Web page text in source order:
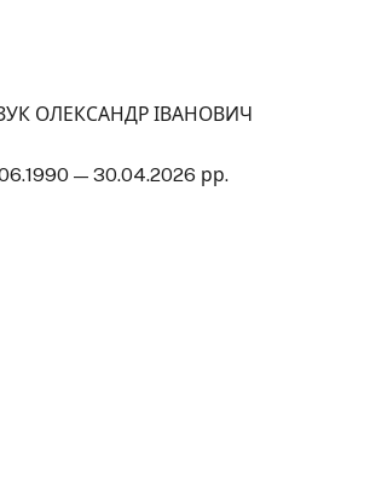
ОЛЕКСАНДР ІВАНОВИЧ
— 30.04.2026 рр.